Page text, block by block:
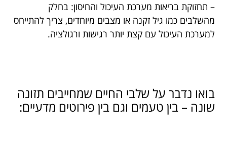
– תחזוקת בריאות מערכת העיכול והחיסון: בחלק
מהשלבים כמו גיל זקנה או מצבים מיוחדים, צריך להתייחס
למערכת העיכול עם קצת יותר רגישות ורגולציה.
בואו נדבר על שלבי החיים שמחייבים תזונה
שונה – בין טעמים וגם בין פירוטים מדעיים: